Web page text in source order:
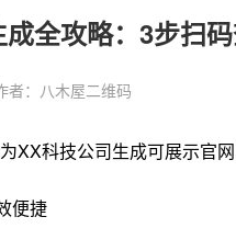
全攻略：3步扫
者：八木屋二维码
XX科技公司生成可展示官
便捷